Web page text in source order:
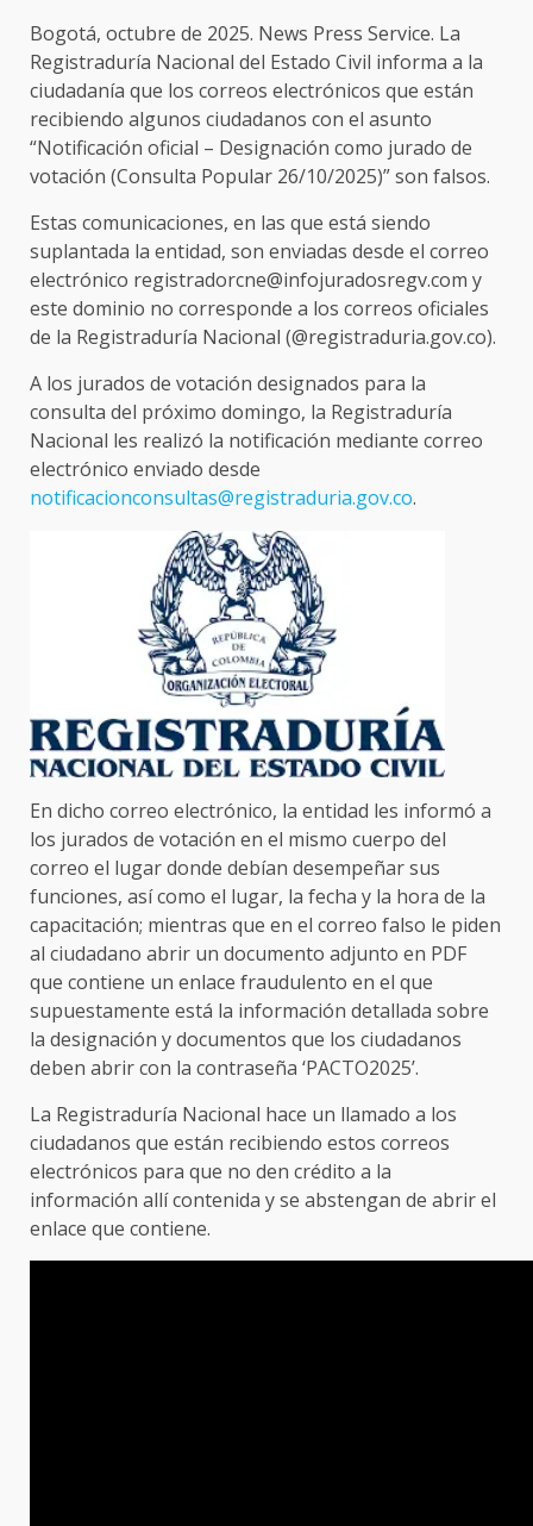
Bogotá, octubre de 2025. News Press Service. La
Registraduría Nacional del Estado Civil informa a la
ciudadanía que los correos electrónicos que están
recibiendo algunos ciudadanos con el asunto
“Notificación oficial – Designación como jurado de
votación (Consulta Popular 26/10/2025)” son falsos.
Estas comunicaciones, en las que está siendo
suplantada la entidad, son enviadas desde el correo
electrónico registradorcne@infojuradosregv.com y
este dominio no corresponde a los correos oficiales
de la Registraduría Nacional (@registraduria.gov.co).
A los jurados de votación designados para la
consulta del próximo domingo, la Registraduría
Nacional les realizó la notificación mediante correo
electrónico enviado desde
notificacionconsultas@registraduria.gov.co.
En dicho correo electrónico, la entidad les informó a
los jurados de votación en el mismo cuerpo del
correo el lugar donde debían desempeñar sus
funciones, así como el lugar, la fecha y la hora de la
capacitación; mientras que en el correo falso le piden
al ciudadano abrir un documento adjunto en PDF
que contiene un enlace fraudulento en el que
supuestamente está la información detallada sobre
la designación y documentos que los ciudadanos
deben abrir con la contraseña ‘PACTO2025’.
La Registraduría Nacional hace un llamado a los
ciudadanos que están recibiendo estos correos
electrónicos para que no den crédito a la
información allí contenida y se abstengan de abrir el
enlace que contiene.